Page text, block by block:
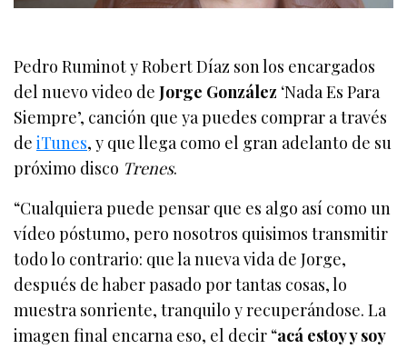
Pedro Ruminot y Robert Díaz son los encargados
del nuevo video deJorge González ‘Nada Es Para
Siempre’, canción que ya puedes comprar a través
deiTunes, y que llega como el gran adelanto de su
próximo disco Trenes.
“Cualquiera puede pensar que es algo así como un
vídeo póstumo, pero nosotros quisimos transmitir
todo lo contrario: que la nueva vida de Jorge,
después de haber pasado por tantas cosas, lo
muestra sonriente, tranquilo y recuperándose. La
imagen final encarna eso, el decir “acá estoy y soy